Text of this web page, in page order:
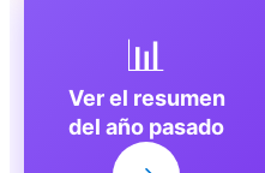
📊
Ver el resumen
del año pasado